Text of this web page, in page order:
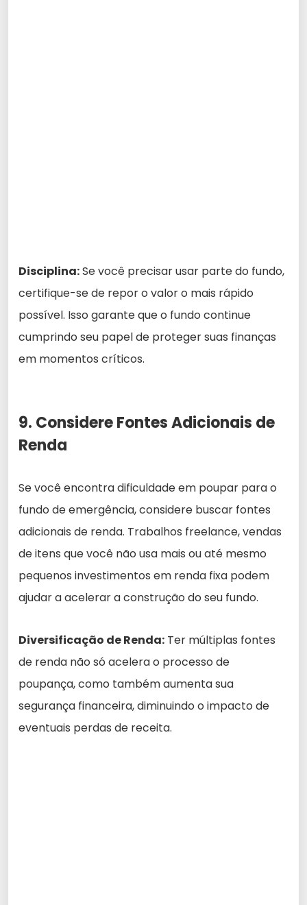
Disciplina:Se você precisar usar parte do fundo,
certifique-se de repor o valor o mais rápido
possível. Isso garante que o fundo continue
cumprindo seu papel de proteger suas finanças
em momentos críticos.
9. Considere Fontes Adicionais de
Renda
Se você encontra dificuldade em poupar para o
fundo de emergência, considere buscar fontes
adicionais de renda. Trabalhos freelance, vendas
de itens que você não usa mais ou até mesmo
pequenos investimentos em renda fixa podem
ajudar a acelerar a construção do seu fundo.
Diversificação de Renda: Ter múltiplas fontes
de renda não só acelera o processo de
poupança, como também aumenta sua
segurança financeira, diminuindo o impacto de
eventuais perdas de receita.